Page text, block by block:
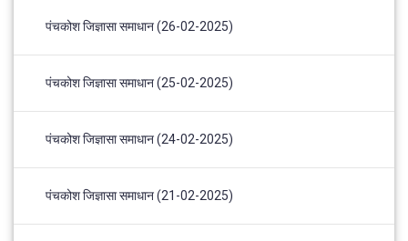
पंचकोश जिज्ञासा समाधान (26-02-2025)
पंचकोश जिज्ञासा समाधान (25-02-2025)
पंचकोश जिज्ञासा समाधान (24-02-2025)
पंचकोश जिज्ञासा समाधान (21-02-2025)